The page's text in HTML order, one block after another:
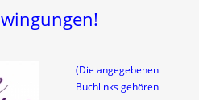
(Die angegebenen
Buchlinks gehören